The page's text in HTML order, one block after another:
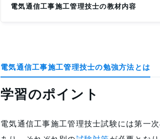
電気通信工事施工管理技士の教材内容
電気通信工事施工管理技士の勉強方法とは
学習のポイント
電気通信工事施工管理技士試験には第一